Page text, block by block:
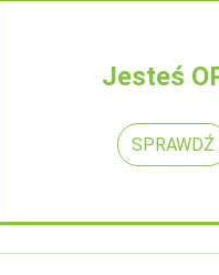
Jesteś
SPRAWDŹ